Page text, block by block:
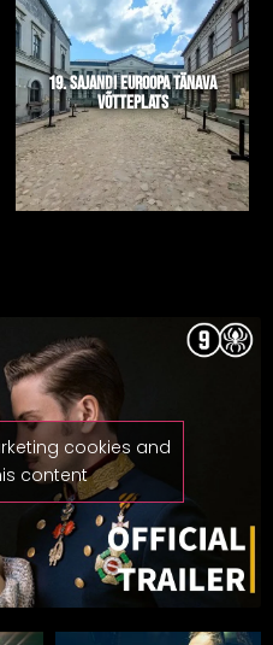
19. SAJANDI EUROOPA TÄNAVA
VÕTTEPLATS
cookies and
content